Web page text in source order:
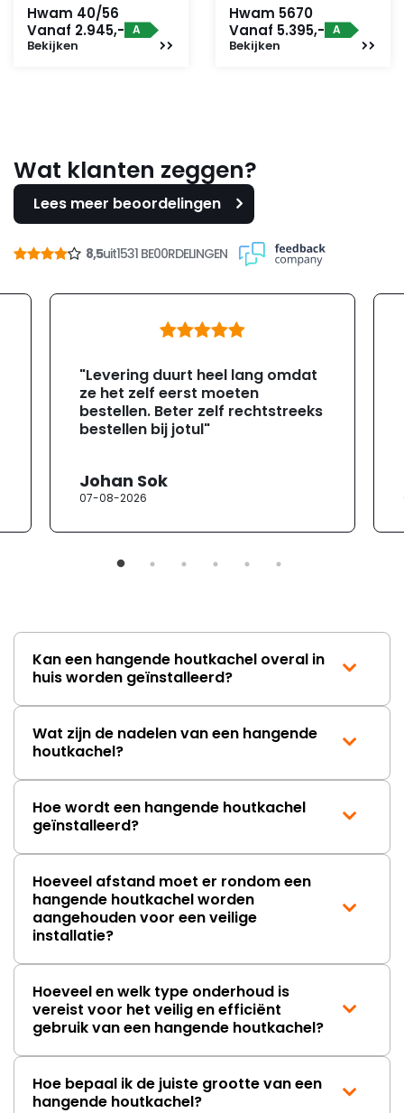
Hwam 40/56
Vanaf 2.945,- A
Bekijken
Hwam 5670
Vanaf 5.395,- A
Bekijken
Wat klanten zeggen?
Lees meer beoordelingen
8,5uit1531 BE00RDELINGEN
"Levering duurt heel lang omdat
ze het zelf eerst moeten
bestellen. Beter zelf rechtstreeks
bestellen bij jotul"
Johan Sok
07-08-2026
Kan een hangende houtkachel overal in
huis worden geïnstalleerd?
Wat zijn de nadelen van een hangende
houtkachel?
Hoe wordt een hangende houtkachel
geïnstalleerd?
Hoeveel afstand moet er rondom een
hangende houtkachel worden
aangehouden voor een veilige
installatie?
Hoeveel en welk type onderhoud is
vereist voor het veilig en efficiënt
gebruik van een hangende houtkachel?
Hoe bepaal ik de juiste grootte van een
hangende houtkachel?